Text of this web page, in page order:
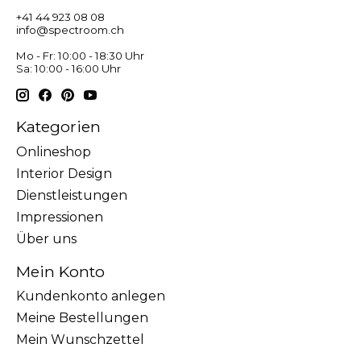
+41 44 923 08 08
info@spectroom.ch
Mo - Fr: 10:00 - 18:30 Uhr
Sa: 10:00 - 16:00 Uhr
Kategorien
Onlineshop
Interior Design
Dienstleistungen
Impressionen
Über uns
Mein Konto
Kundenkonto anlegen
Meine Bestellungen
Mein Wunschzettel